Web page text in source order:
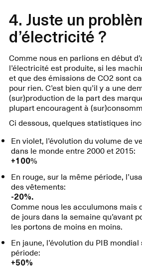
4. Juste un
d’électricité ?
Comme nous en parlions en début
l’électricité est produite, si les
et que des émissions de CO2 sont
pour rien. C’est bien qu’il y a une
(sur)production de la part des
plupart encouragent à
Ci dessous, quelques statistiques
En violet, l’évolution du volume de
dans le monde entre 2000 et 2015:
+100%
En rouge, sur la même période,
des vêtements:
-20%.
Comme nous les acculumons mais
de jours dans la semaine qu’avant
les portons de moins en moins.
En jaune, l’évolution du PIB
période:
+50%